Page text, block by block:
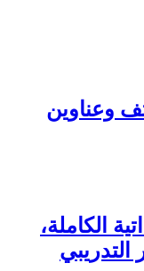
دليل هاتف وعناوين
الكاملة،
التدريبي